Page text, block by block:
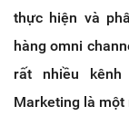
thực hiện và
hàng omni
rất nhiều kênh
Marketing là một